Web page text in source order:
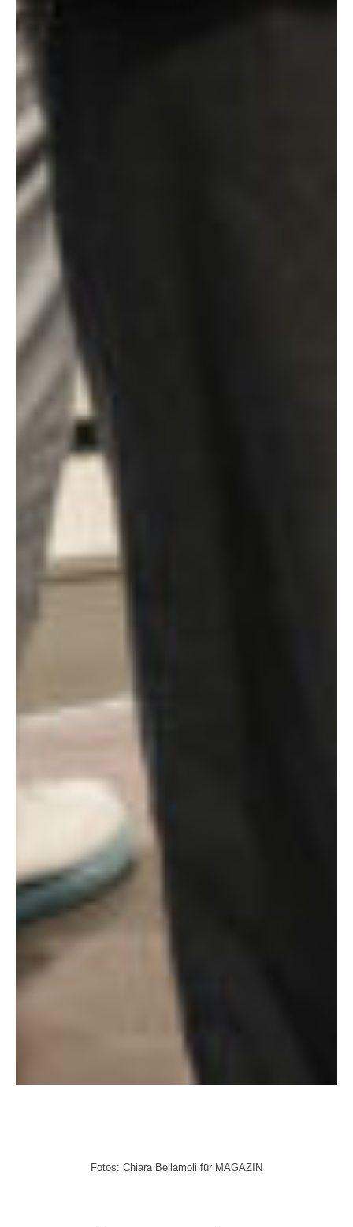
Fotos: Chiara Bellamoli für MAGAZIN